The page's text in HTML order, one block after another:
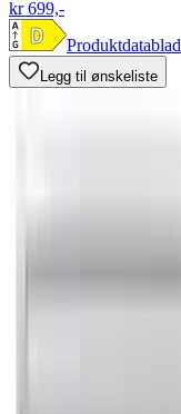
kr 699,-
Produktdatablad
Legg til ønskeliste